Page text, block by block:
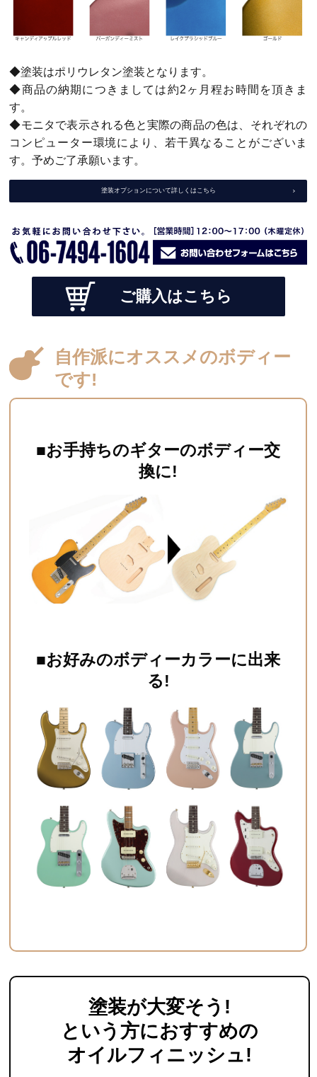
◆塗装はポリウレタン塗装となります。
◆商品の納期につきましては約2ヶ月程お時間を頂きま
す。
◆モニタで表示される色と実際の商品の色は、それぞれの
コンピューター環境により、若干異なることがございま
す。予めご了承願います。
塗装オプションについて詳しくはこちら
ご購入はこちら
自作派にオススメのボディー
です!
■お手持ちのギターのボディー交
換に!
■お好みのボディーカラーに出来
る!
塗装が大変そう !
という方におすすめの
オイルフィニッシュ!